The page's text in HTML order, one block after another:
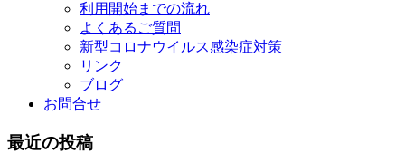
利用開始までの流れ
よくあるご質問
新型コロナウイルス感染症対策
リンク
ブログ
お問合せ
最近の投稿